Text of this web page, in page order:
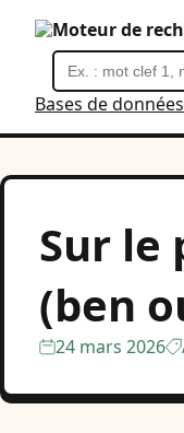
Bases de données
Moteur de
Sur le
(ben
24 mars 2026